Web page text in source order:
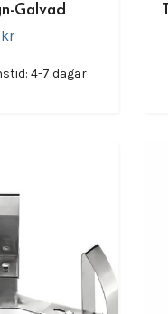
Galvad
4-7 dagar